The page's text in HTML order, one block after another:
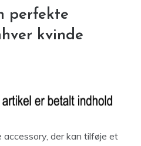
perfekte
kvinde
der kan tilføje et